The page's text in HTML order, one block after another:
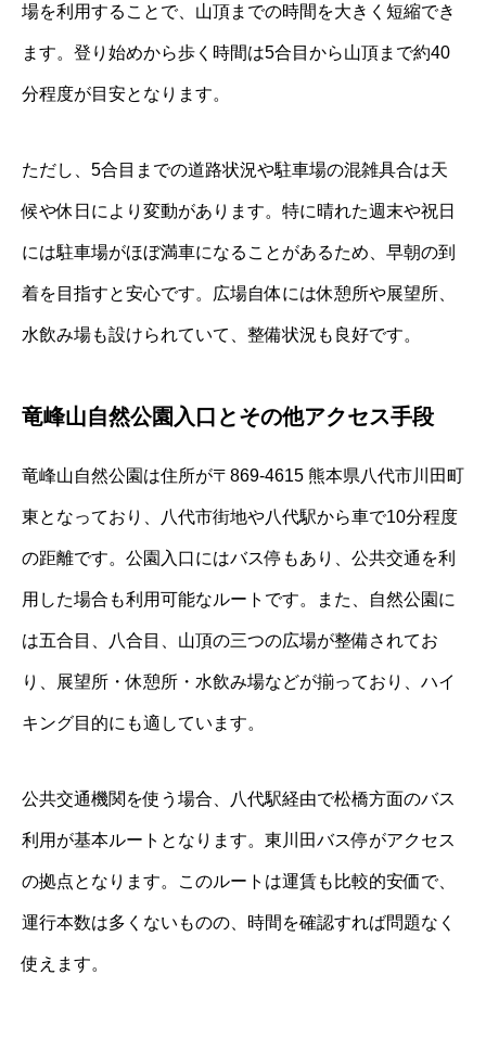
場を利用することで、山頂までの時間を大きく短縮でき
ます。登り始めから歩く時間は5合目から山頂まで約40
分程度が目安となります。
ただし、5合目までの道路状況や駐車場の混雑具合は天
候や休日により変動があります。特に晴れた週末や祝日
には駐車場がほぼ満車になることがあるため、早朝の到
着を目指すと安心です。広場自体には休憩所や展望所、
水飲み場も設けられていて、整備状況も良好です。
竜峰山自然公園入口とその他アクセス手段
竜峰山自然公園は住所が〒869-4615 熊本県八代市川田町
東となっており、八代市街地や八代駅から車で10分程度
の距離です。公園入口にはバス停もあり、公共交通を利
用した場合も利用可能なルートです。また、自然公園に
は五合目、八合目、山頂の三つの広場が整備されてお
り、展望所・休憩所・水飲み場などが揃っており、ハイ
キング目的にも適しています。
公共交通機関を使う場合、八代駅経由で松橋方面のバス
利用が基本ルートとなります。東川田バス停がアクセス
の拠点となります。このルートは運賃も比較的安価で、
運行本数は多くないものの、時間を確認すれば問題なく
使えます。